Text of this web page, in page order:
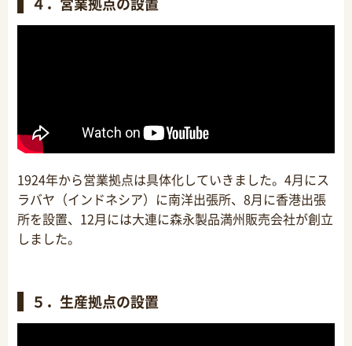
1924年から営業拠点は具体化していきました。4月にス
ラバヤ（インドネシア）に南洋出張所、8月に香港出張
所を設置、12月には大連に森永製品満州販売会社が創立
しました。
５．生産拠点の設置